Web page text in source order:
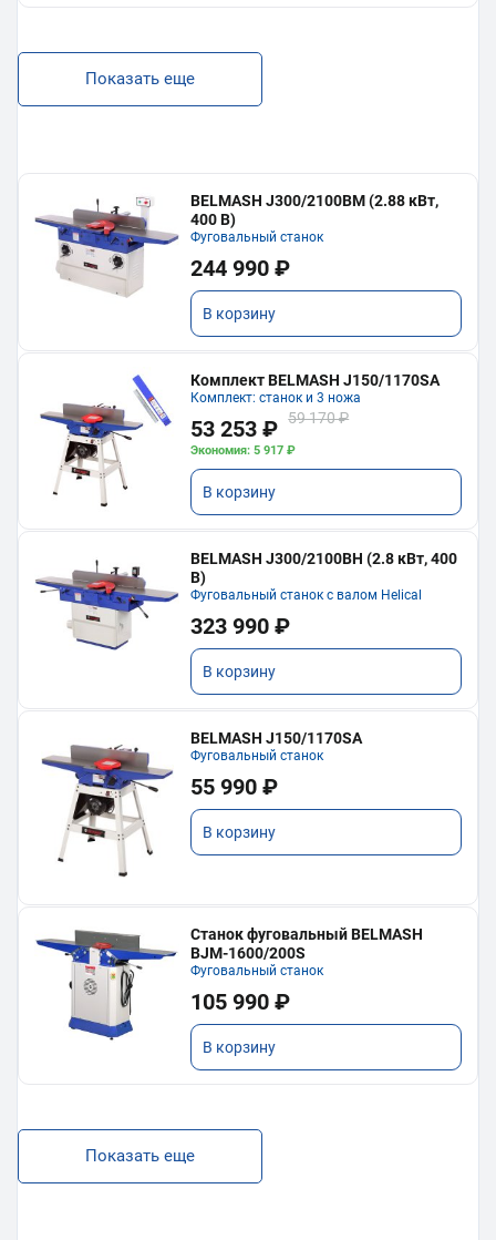
Показать еще
BELMASH J300/2100ВМ (2.88 кВт,
400 В)
Фуговальный станок
244 990 ₽
В корзину
Комплект BELMASH J150/1170SA
Комплект: станок и 3 ножа
53 253 ₽ 59 170 ₽
Экономия: 5 917 ₽
В корзину
BELMASH J300/2100ВH (2.8 кВт, 400
В)
Фуговальный станок с валом Helical
323 990 ₽
В корзину
BELMASH J150/1170SA
Фуговальный станок
55 990 ₽
В корзину
Станок фуговальный BELMASH
BJM-1600/200S
Фуговальный станок
105 990 ₽
В корзину
Показать еще